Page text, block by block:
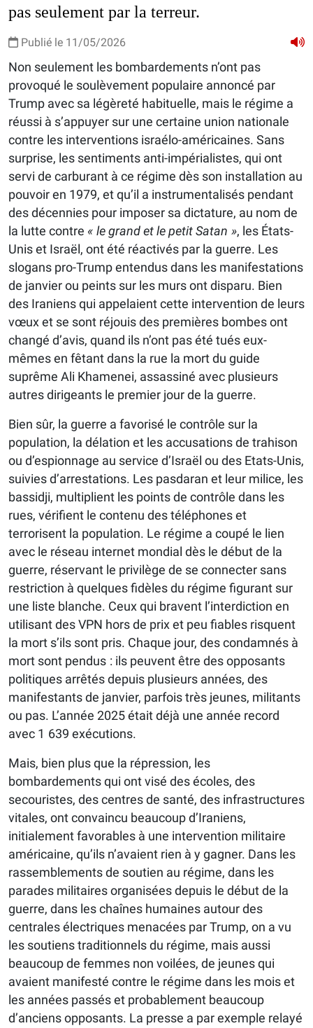
pas seulement par la terreur.
Publié le 11/05/2026
Non seulement les bombardements n’ont pas
provoqué le soulèvement populaire annoncé par
Trump avec sa légèreté habituelle, mais le régime a
réussi à s’appuyer sur une certaine union nationale
contre les interventions israélo-américaines. Sans
surprise, les sentiments anti-impérialistes, qui ont
servi de carburant à ce régime dès son installation au
pouvoir en 1979, et qu’il a instrumentalisés pendant
des décennies pour imposer sa dictature, au nom de
la lutte contre « le grand et le petit Satan », les États-
Unis et Israël, ont été réactivés par la guerre. Les
slogans pro-Trump entendus dans les manifestations
de janvier ou peints sur les murs ont disparu. Bien
des Iraniens qui appelaient cette intervention de leurs
vœux et se sont réjouis des premières bombes ont
changé d’avis, quand ils n’ont pas été tués eux-
mêmes en fêtant dans la rue la mort du guide
suprême Ali Khamenei, assassiné avec plusieurs
autres dirigeants le premier jour de la guerre.
Bien sûr, la guerre a favorisé le contrôle sur la
population, la délation et les accusations de trahison
ou d’espionnage au service d’Israël ou des Etats-Unis,
suivies d’arrestations. Les pasdaran et leur milice, les
bassidji, multiplient les points de contrôle dans les
rues, vérifient le contenu des téléphones et
terrorisent la population. Le régime a coupé le lien
avec le réseau internet mondial dès le début de la
guerre, réservant le privilège de se connecter sans
restriction à quelques fidèles du régime figurant sur
une liste blanche. Ceux qui bravent l’interdiction en
utilisant des VPN hors de prix et peu fiables risquent
la mort s’ils sont pris. Chaque jour, des condamnés à
mort sont pendus : ils peuvent être des opposants
politiques arrêtés depuis plusieurs années, des
manifestants de janvier, parfois très jeunes, militants
ou pas. L’année 2025 était déjà une année record
avec 1 639 exécutions.
Mais, bien plus que la répression, les
bombardements qui ont visé des écoles, des
secouristes, des centres de santé, des infrastructures
vitales, ont convaincu beaucoup d’Iraniens,
initialement favorables à une intervention militaire
américaine, qu’ils n’avaient rien à y gagner. Dans les
rassemblements de soutien au régime, dans les
parades militaires organisées depuis le début de la
guerre, dans les chaînes humaines autour des
centrales électriques menacées par Trump, on a vu
les soutiens traditionnels du régime, mais aussi
beaucoup de femmes non voilées, de jeunes qui
avaient manifesté contre le régime dans les mois et
les années passés et probablement beaucoup
d’anciens opposants. La presse a par exemple relayé